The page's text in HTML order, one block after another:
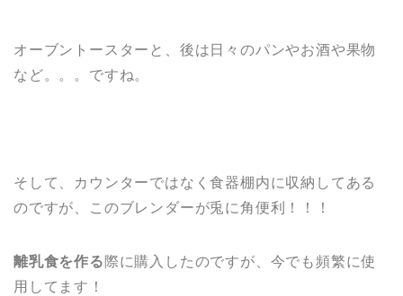
オーブントースターと、後は日々のパンやお酒や果物
など。。。ですね。
そして、カウンターではなく食器棚内に収納してある
のですが、このブレンダーが兎に角便利！！！
離乳食を作る 際に購入したのですが、今でも頻繁に使
用してます！